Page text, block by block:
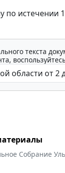
по
текста
Собрание